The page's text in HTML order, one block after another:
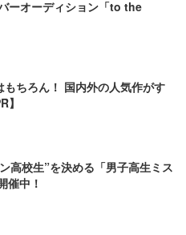
ーオーディション「to the
もちろん！ 国内外の人気作がす
】
高校生”を決める「男子高生ミス
催中！